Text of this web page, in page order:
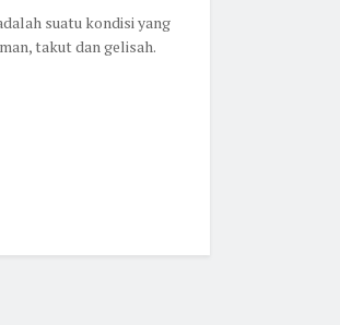
suatu kondisi yang
takut dan gelisah.